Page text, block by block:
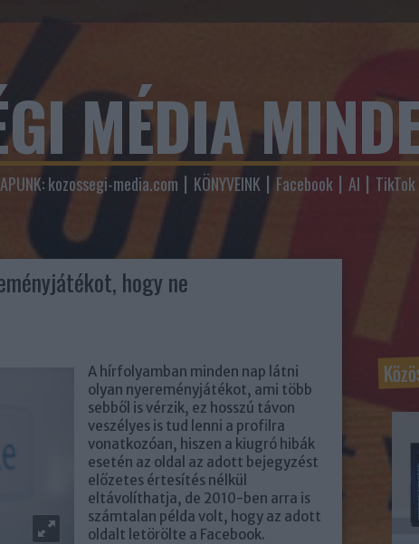
MÉDIA
kozossegi-media.com KÖNYVEINK Facebook AI TikTok
hogy ne
A hírfolyamban minden nap látni
olyan nyereményjátékot, ami több
sebből is vérzik, ez hosszú távon
veszélyes is tud lenni a profilra
vonatkozóan, hiszen a kiugró hibák
esetén az oldal az adott bejegyzést
előzetes értesítés nélkül
eltávolíthatja, de 2010-ben arra is
számtalan példa volt, hogy az adott
oldalt letörölte a Facebook.